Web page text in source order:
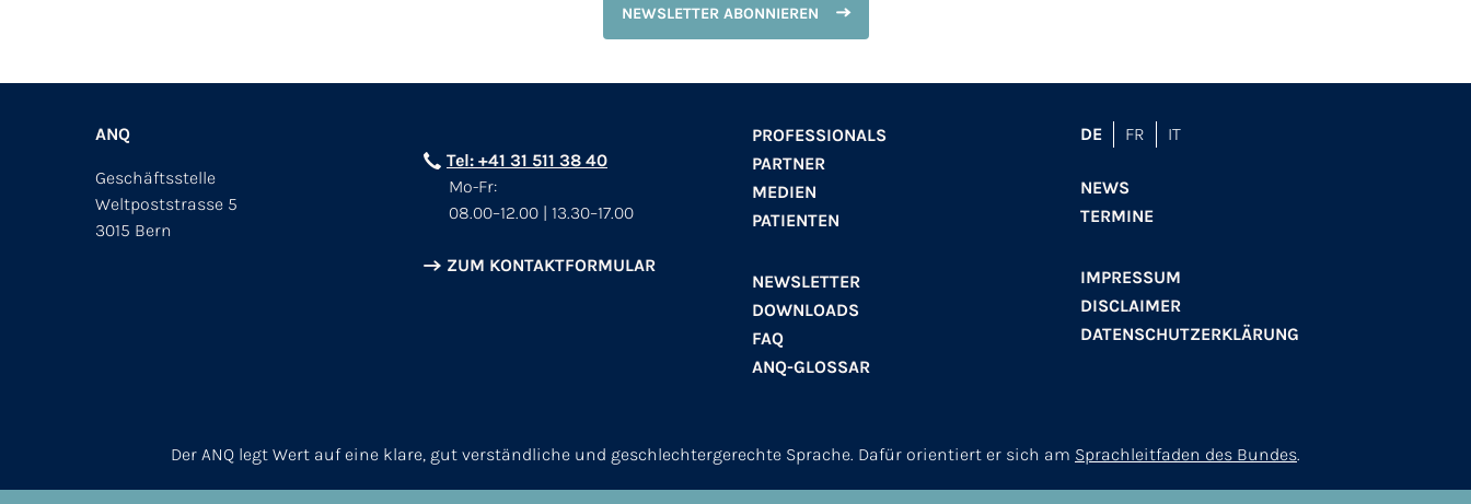
NEWSLETTER ABONNIEREN
ANQ
Geschäftsstelle
Weltpoststrasse 5
3015 Bern
Tel: +41 31 511 38 40
Mo-Fr:
08.00–12.00 | 13.30–17.00
ZUM KONTAKTFORMULAR
PROFESSIONALS
PARTNER
MEDIEN
PATIENTEN
NEWSLETTER
DOWNLOADS
FAQ
ANQ-GLOSSAR
DE FR IT
NEWS
TERMINE
IMPRESSUM
DISCLAIMER
DATENSCHUTZERKLÄRUNG
Der ANQ legt Wert auf eine klare, gut verständliche und geschlechtergerechte Sprache. Dafür orientiert er sich am Sprachleitfaden des Bundes.